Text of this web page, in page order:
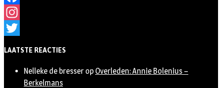
Facebook
Instagram
LAATSTE REACTIES
Nelleke de bresser op Overleden: Annie Bolenius –
Berkelmans